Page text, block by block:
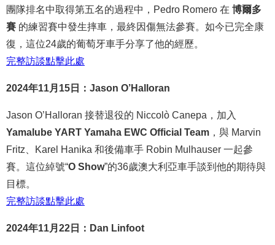
團隊排名中取得第五名的過程中，Pedro Romero 在 博爾多
賽 的練習賽中發生摔車，最終因傷無法參賽。如今已完全康
復，這位24歲的葡萄牙車手分享了他的經歷。
完整訪談點擊此處
2024年11月15日：Jason O’Halloran
Jason O’Halloran 接替退役的 Niccolò Canepa，加入
Yamalube YART Yamaha EWC Official Team ，與 Marvin
Fritz、Karel Hanika 和後備車手 Robin Mulhauser 一起參
賽。這位綽號“O Show”的36歲澳大利亞車手談到他的期待與
目標。
完整訪談點擊此處
2024年11月22日：Dan Linfoot